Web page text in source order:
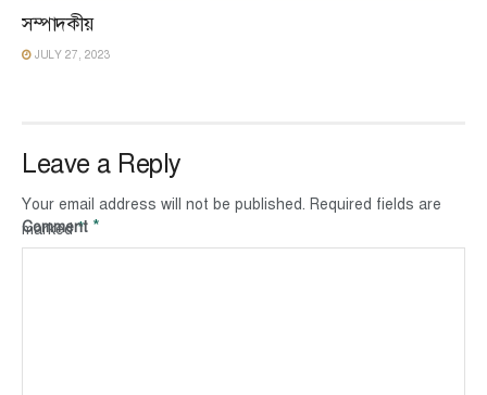
সম্পাদকীয়
JULY 27, 2023
Leave a Reply
Your email address will not be published. Required fields are
marked*
Comment *